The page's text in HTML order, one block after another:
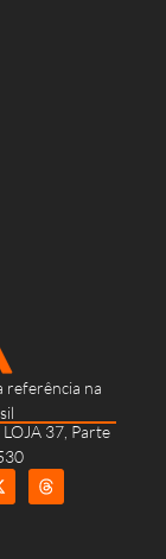
referência na
37, Parte